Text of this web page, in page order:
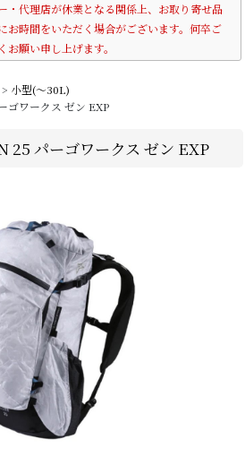
・代理店が休業となる関係上、お取り寄せ品
お時間をいただく場合がございます。何卒ご
願い申し上げます。
> 小型(〜30L)
ゴワークス ゼン EXP
25 パーゴワークス ゼン EXP